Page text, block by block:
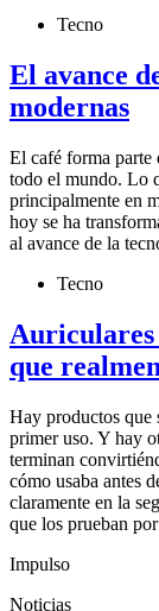
Tecno
El avance
modernas
El café forma parte
todo el mundo. Lo
principalmente en
hoy se ha
al avance de la
Tecno
que
Hay productos que
primer uso. Y hay
terminan
cómo usaba antes
claramente en la
que los prueban
Impulso
Noticias